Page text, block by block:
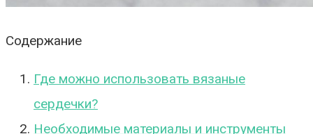
Содержание
Где можно использовать вязаные
сердечки?
Необходимые материалы и инструменты